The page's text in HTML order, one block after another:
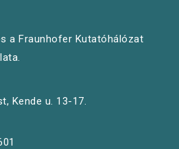
a Fraunhofer Kutatóhálózat
Kende u. 13-17.